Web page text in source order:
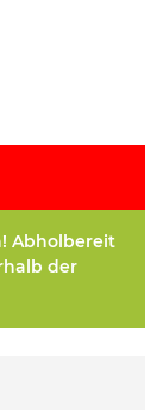
Abholbereit
der